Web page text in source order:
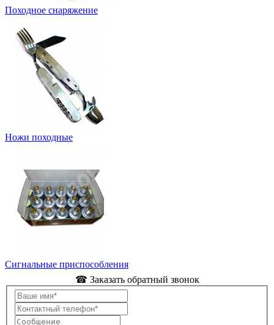
Походное снаряжение
Ножи походные
Сигнальные приспособления
☎ Заказать обратный звонок